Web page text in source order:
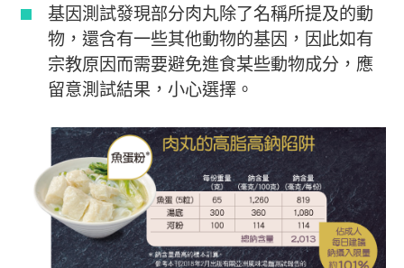
基因測試發現部分肉丸除了名稱所提及的動
物，還含有一些其他動物的基因，因此如有
宗教原因而需要避免進食某些動物成分，應
留意測試結果，小心選擇。